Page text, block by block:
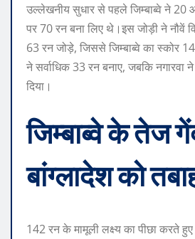
उल्लेखनीय सुधार से पहले जिम्बाब्वे ने
पर 70 रन बना लिए थे।इस जोड़ी ने नौवें
63 रन जोड़े, जिससे जिम्बाब्वे का स्कोर
ने सर्वाधिक 33 रन बनाए, जबकि नगारवा
दिया।
जिम्बाब्वे के तेज
बांग्लादेश को
142 रन के मामूली लक्ष्य का पीछा करते